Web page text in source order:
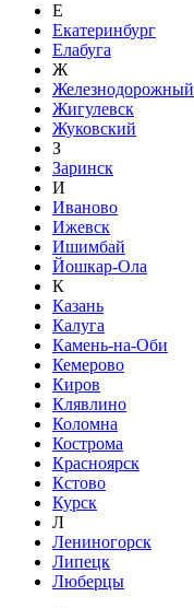
Е
Екатеринбург
Елабуга
Ж
Железнодорожный
Жигулевск
Жуковский
З
Заринск
И
Иваново
Ижевск
Ишимбай
Йошкар-Ола
К
Казань
Калуга
Камень-на-Оби
Кемерово
Киров
Клявлино
Коломна
Кострома
Красноярск
Кстово
Курск
Л
Лениногорск
Липецк
Люберцы